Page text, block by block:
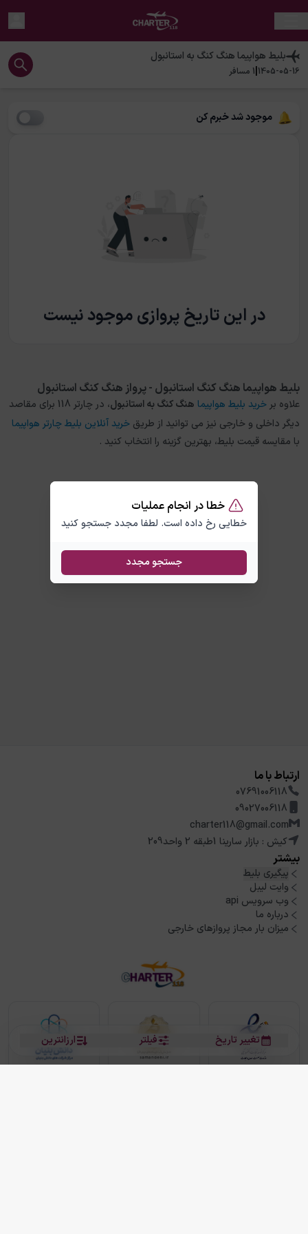
خطا در انجام عملیات
خطایی رخ داده است. لطفا مجدد جستجو کنید
جستجو مجدد
بلیط هواپیماهنگ کنگ به استانبول
1405-05-16
|
1 مسافر
موجود شد خبرم کن
در این تاریخ پروازی موجود نیست
ارزانترین فیلتر تغییر تاریخ
بلیط هواپیما هنگ کنگ استانبول - پرواز هنگ کنگ استانبول
علاوه بر خرید بلیط هواپیما هنگ کنگبهاستانبول
، در چارتر 118 برای مقاصد
دیگر داخلی و خارجی نیز می توانید از طریق خرید آنلاین بلیط چارتر هواپیما
با مقایسه قیمت بلیط، بهترین گزینه را انتخاب کنید .
ارتباط با ما
07691006118
09027006118
charter118@gmail.com
کیش : بازار سارینا 1طبقه 2 واحد209
بیشتر
پیگیری بلیط
وایت لیبل
وب سرویس api
درباره ما
میزان بار مجاز پروازهای خارجی